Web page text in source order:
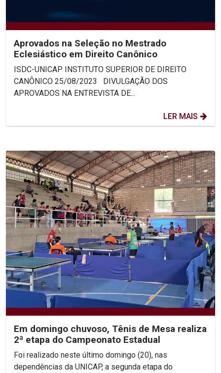
Aprovados na Seleção no Mestrado
Eclesiástico em Direito Canônico
ISDC-UNICAP INSTITUTO SUPERIOR DE DIREITO
CANÔNICO 25/08/2023 DIVULGAÇÃO DOS
APROVADOS NA ENTREVISTA DE...
LER MAIS
Em domingo chuvoso, Tênis de Mesa realiza
2ª etapa do Campeonato Estadual
Foi realizado neste último domingo (20), nas
dependências da UNICAP, a segunda etapa do